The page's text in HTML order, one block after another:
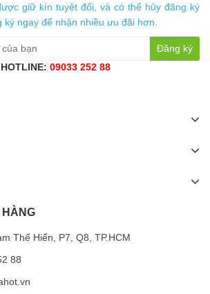
giữ kín tuyệt đối, và có thể hủy đăng ký
ngay để nhận nhiều ưu đãi hơn.
Đăng ký
HOTLINE: 09033 252 88
HÀNG
Thế Hiển, P7, Q8, TP.HCM
88